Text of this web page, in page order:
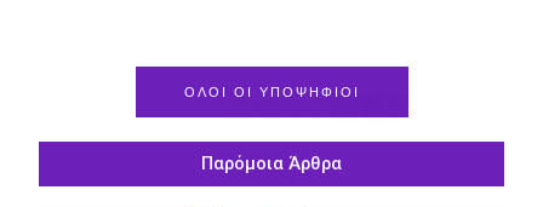
ΟΛΟΙ ΟΙ ΥΠΟΨΗΦΙΟΙ
Παρόμοια Άρθρα